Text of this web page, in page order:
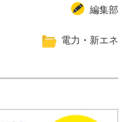
編集部
電力 ・ 新エネ